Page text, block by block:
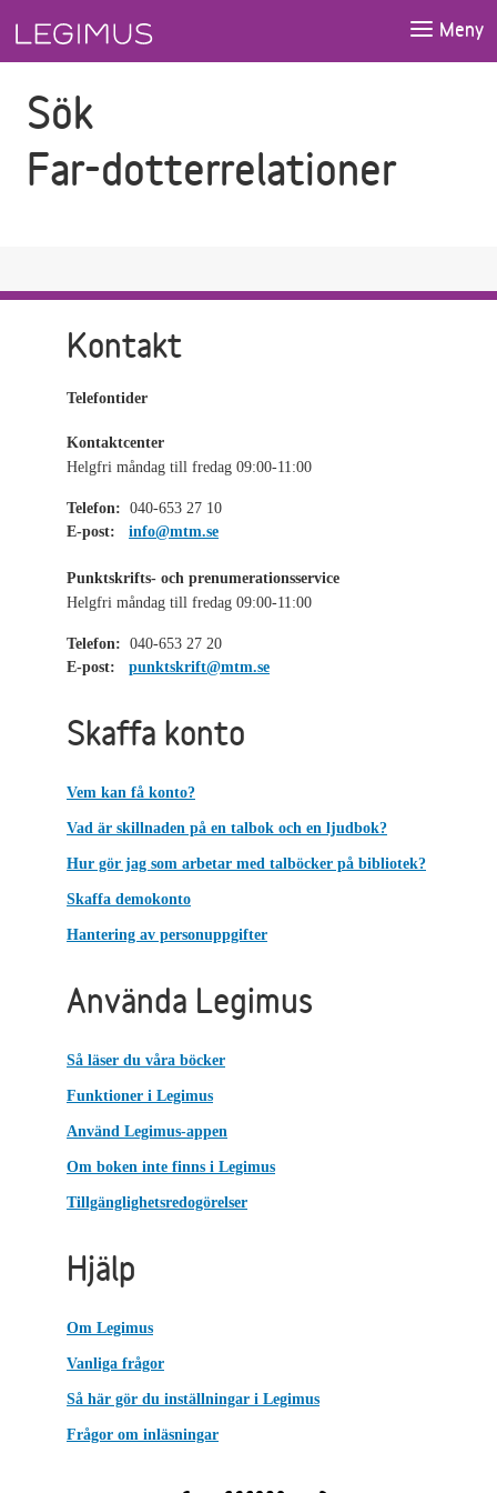
Meny
Sök
Far-dotterrelationer
Kontakt
Telefontider
Kontaktcenter
Helgfri måndag till fredag 09:00-11:00
Telefon: 040-653 27 10
E-post:
info@mtm.se
Punktskrifts- och prenumerationsservice
Helgfri måndag till fredag 09:00-11:00
Telefon: 040-653 27 20
E-post:
punktskrift@mtm.se
Skaffa konto
Vem kan få konto?
Vad är skillnaden på en talbok och en ljudbok?
Hur gör jag som arbetar med talböcker på bibliotek?
Skaffa demokonto
Hantering av personuppgifter
Använda Legimus
Så läser du våra böcker
Funktioner i Legimus
Använd Legimus-appen
Om boken inte finns i Legimus
Tillgänglighetsredogörelser
Hjälp
Om Legimus
Vanliga frågor
Så här gör du inställningar i Legimus
Frågor om inläsningar